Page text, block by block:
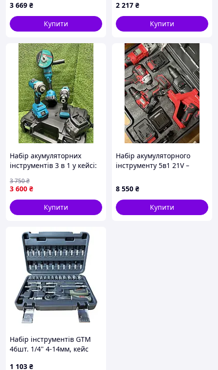
110од. wv.
3 669 ₴
Купити
2 217 ₴
Купити
Набір акумуляторних
інструментів 3 в 1 у кейсі:
гайковерт для майстерні
3 600 ₴
3 750₴
Купити
Набір акумуляторного
інструменту 5в1 21V –
УШМ, перфоратор,
мультитул, 2 АКБ
8 550 ₴
Купити
Набір інструментів GTM
46шт. 1/4" 4-14мм, кейс
1 103 ₴